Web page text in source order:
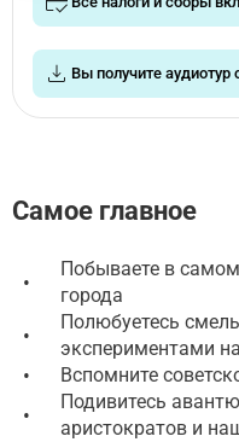
Вы получите аудиотур
Самое главное
•
Побываете в
города
•
Полюбуетесь
экспериментами
• Вспомните
•
Подивитесь
аристократов и